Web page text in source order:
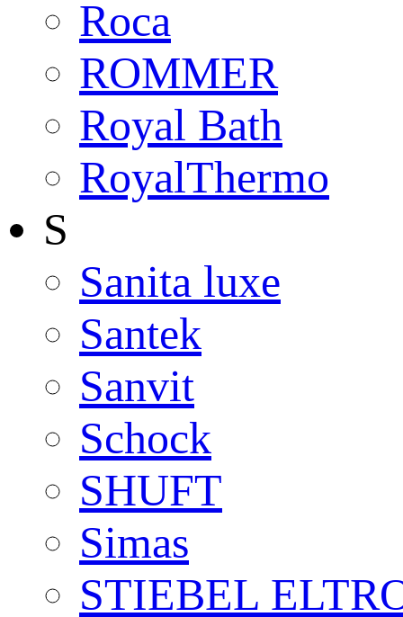
Roca
ROMMER
Royal Bath
RoyalThermo
S
Sanita luxe
Santek
Sanvit
Schock
SHUFT
Simas
STIEBEL